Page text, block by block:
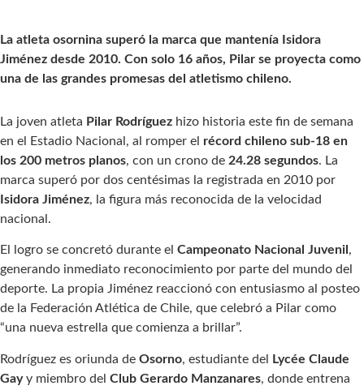
La atleta osornina superó la marca que mantenía Isidora
Jiménez desde 2010. Con solo 16 años, Pilar se proyecta como
una de las grandes promesas del atletismo chileno.
La joven atleta Pilar Rodríguez hizo historia este fin de semana
en el Estadio Nacional, al romper el récord chileno sub-18 en
los 200 metros planos, con un crono de 24.28 segundos. La
marca superó por dos centésimas la registrada en 2010 por
Isidora Jiménez, la figura más reconocida de la velocidad
nacional.
El logro se concretó durante el Campeonato Nacional Juvenil ,
generando inmediato reconocimiento por parte del mundo del
deporte. La propia Jiménez reaccionó con entusiasmo al posteo
de la Federación Atlética de Chile, que celebró a Pilar como
“una nueva estrella que comienza a brillar”.
Rodríguez es oriunda de Osorno, estudiante del Lycée Claude
Gayy miembro del Club Gerardo Manzanares, donde entrena